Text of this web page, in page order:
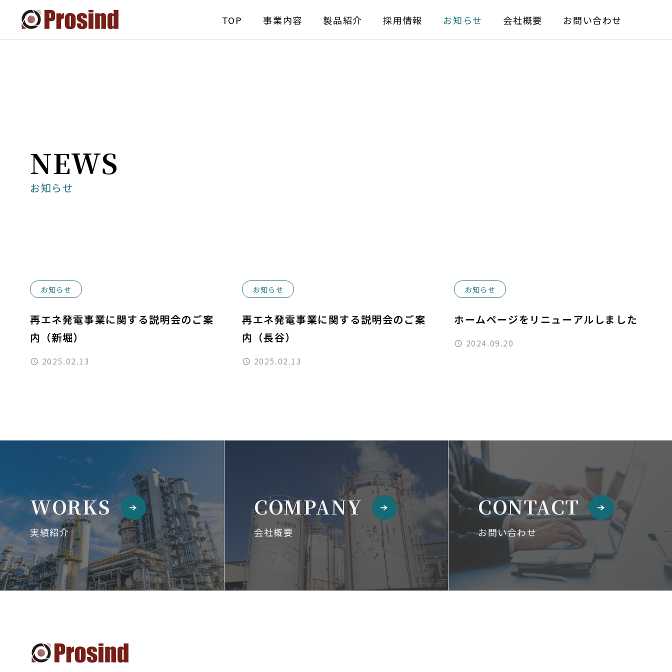
TOP 事業内容 製品紹介 採用情報 お知らせ 会社概要 お問い合わせ
NEWS
お知らせ
お知らせ
再エネ発電事業に関する説明会のご案
内（新堀）
2025.02.13
お知らせ
再エネ発電事業に関する説明会のご案
内（長谷）
2025.02.13
お知らせ
ホームページをリニューアルしました
2024.09.20
WORKS
実績紹介
COMPANY
会社概要
CONTACT
お問い合わせ